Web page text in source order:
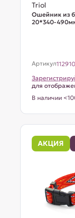
Triol
Ошейник из
20*340-
Артикул
для
В наличии
АКЦИЯ